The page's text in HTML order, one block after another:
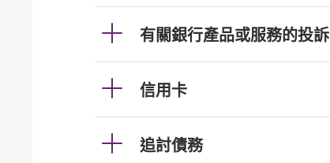
有關銀行產品或服務的投訴
信用卡
追討債務